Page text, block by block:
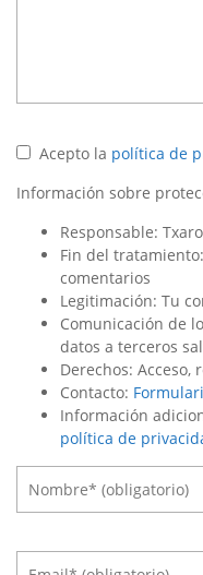
Acepto la política de
Información sobre
Responsable:
Fin del
comentarios
Legitimación: Tu
Comunicación de
datos a terceros
Derechos:
Contacto:
Información
política de